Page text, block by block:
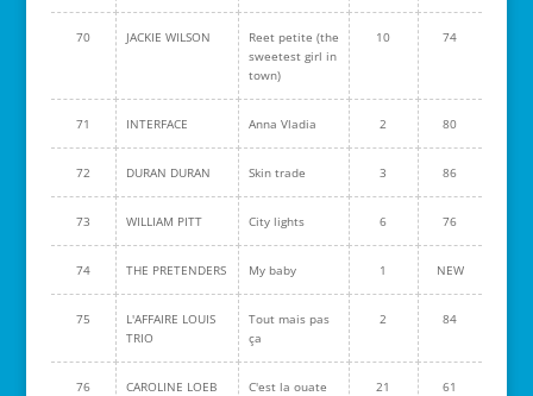
70 JACKIE WILSON
Reet petite (the
sweetest girl in
town)
10 74
71 INTERFACE Anna Vladia 2 80
72 DURAN DURAN Skin trade 3 86
73 WILLIAM PITT City lights 6 76
74 THE PRETENDERS My baby 1 NEW
75
L'AFFAIRE LOUIS
TRIO
Tout mais pas
ça
2 84
76 CAROLINE LOEB C'est la ouate 21 61